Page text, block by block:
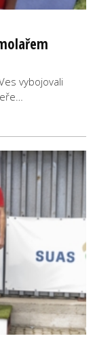
vybojovali